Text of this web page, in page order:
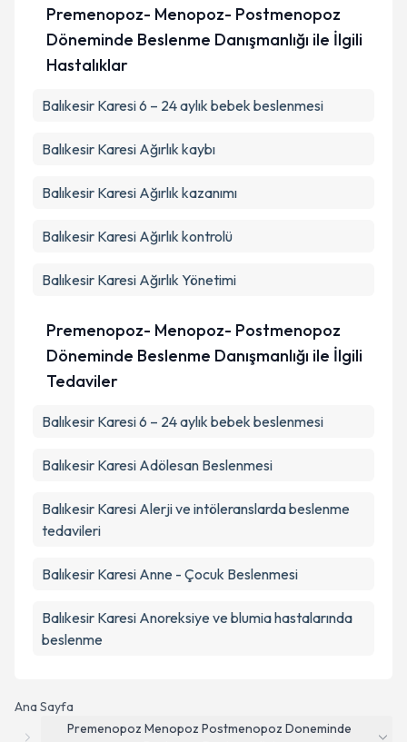
Ana Sayfa
Premenopoz Menopoz Postmenopoz Doneminde
Premenopoz- Menopoz- Postmenopoz
Döneminde Beslenme Danışmanlığı ile İlgili
Hastalıklar
Balıkesir Karesi 6 – 24 aylık bebek beslenmesi
Balıkesir Karesi Ağırlık kaybı
Balıkesir Karesi Ağırlık kazanımı
Balıkesir Karesi Ağırlık kontrolü
Balıkesir Karesi Ağırlık Yönetimi
Premenopoz- Menopoz- Postmenopoz
Döneminde Beslenme Danışmanlığı ile İlgili
Tedaviler
Balıkesir Karesi 6 – 24 aylık bebek beslenmesi
Balıkesir Karesi Adölesan Beslenmesi
Balıkesir Karesi Alerji ve intöleranslarda beslenme
tedavileri
Balıkesir Karesi Anne - Çocuk Beslenmesi
Balıkesir Karesi Anoreksiye ve blumia hastalarında
beslenme